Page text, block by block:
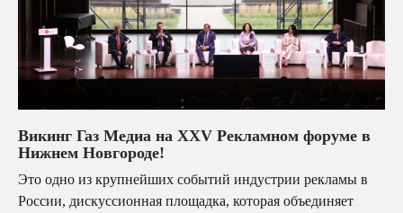
Викинг Газ Медиа на XXV Рекламном форуме в
Нижнем Новгороде!
Это одно из крупнейших событий индустрии рекламы в
России, дискуссионная площадка, которая объединяет
Перейти в WhatsApp
media@vikingas.ru
+7 (920) 071-45-82